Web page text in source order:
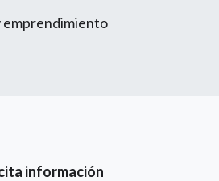
emprendimiento
información